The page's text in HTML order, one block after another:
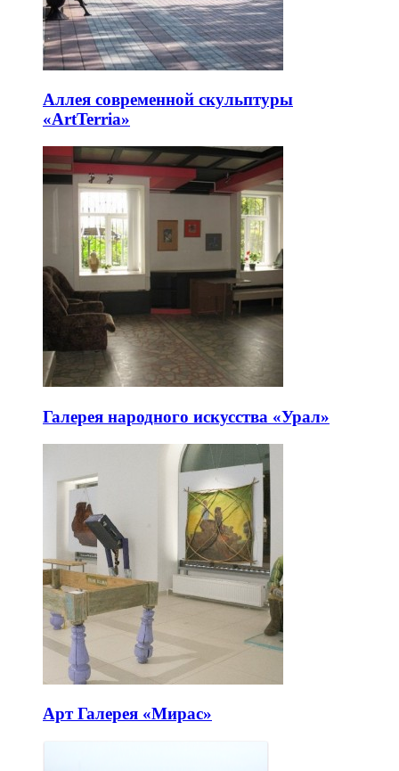
Аллея современной скульптуры
«ArtTerria»
Галерея народного искусства «Урал»
Арт Галерея «Мирас»